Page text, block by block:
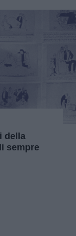
della
sempre